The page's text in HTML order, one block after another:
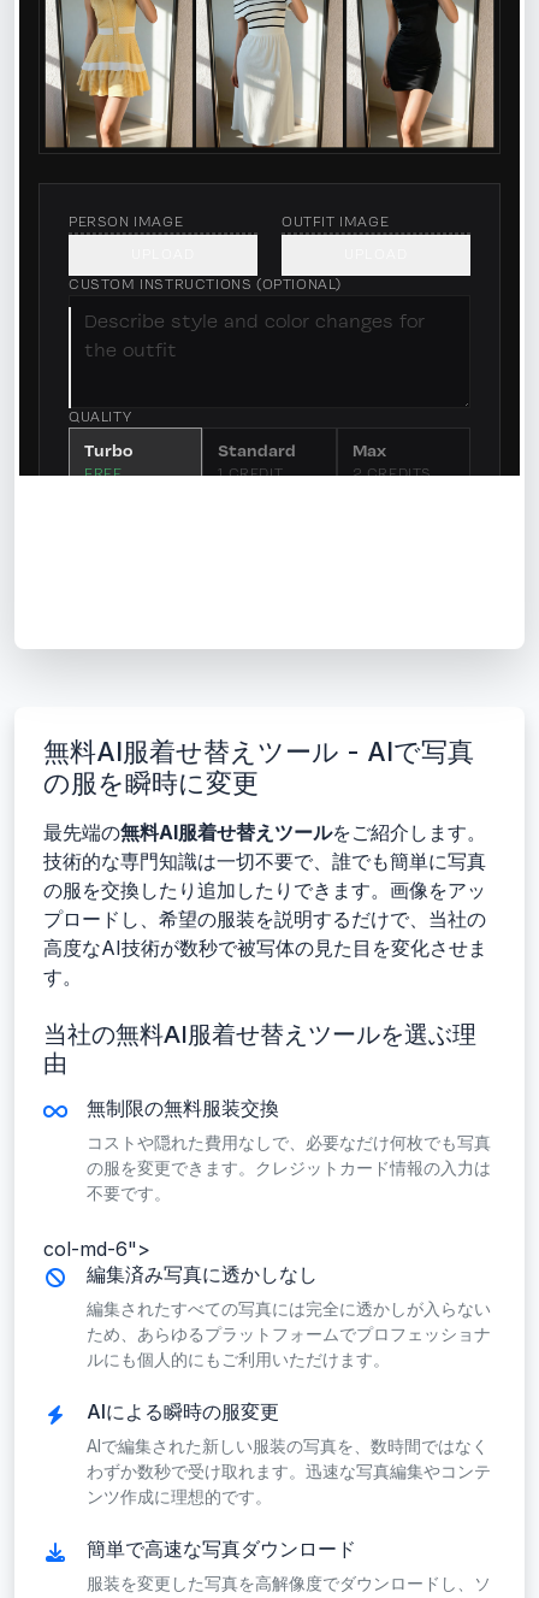
無料AI服着せ替えツール - AIで写真
の服を瞬時に変更
最先端の無料AI服着せ替えツールをご紹介します。
技術的な専門知識は一切不要で、誰でも簡単に写真
の服を交換したり追加したりできます。画像をアッ
プロードし、希望の服装を説明するだけで、当社の
高度なAI技術が数秒で被写体の見た目を変化させま
す。
当社の無料AI服着せ替えツールを選ぶ理
由
無制限の無料服装交換
コストや隠れた費用なしで、必要なだけ何枚でも写真
の服を変更できます。クレジットカード情報の入力は
不要です。
col-md-6">
編集済み写真に透かしなし
編集されたすべての写真には完全に透かしが入らない
ため、あらゆるプラットフォームでプロフェッショナ
ルにも個人的にもご利用いただけます。
AIによる瞬時の服変更
AIで編集された新しい服装の写真を、数時間ではなく
わずか数秒で受け取れます。迅速な写真編集やコンテ
ンツ作成に理想的です。
簡単で高速な写真ダウンロード
服装を変更した写真を高解像度でダウンロードし、ソ